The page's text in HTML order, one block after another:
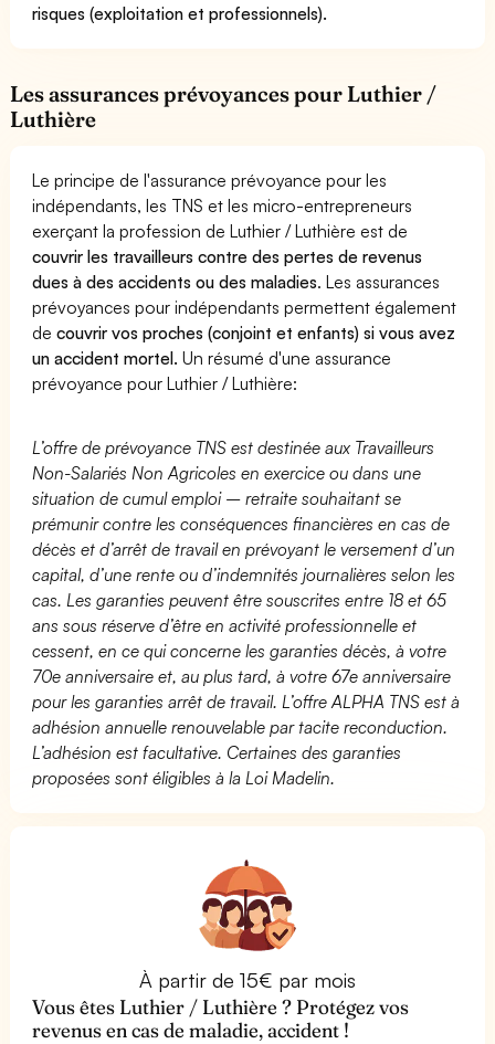
risques (exploitation et professionnels).
Les assurances prévoyances pour Luthier /
Luthière
Le principe de l'assurance prévoyance pour les
indépendants, les TNS et les micro-entrepreneurs
exerçant la profession de Luthier / Luthière est de
couvrir les travailleurs contre des pertes de revenus
dues à des accidents ou des maladies. Les assurances
prévoyances pour indépendants permettent également
decouvrir vos proches (conjoint et enfants) si vous avez
un accident mortel. Un résumé d'une assurance
prévoyance pour Luthier / Luthière:
L’offre de prévoyance TNS est destinée aux Travailleurs
Non-Salariés Non Agricoles en exercice ou dans une
situation de cumul emploi – retraite souhaitant se
prémunir contre les conséquences financières en cas de
décès et d’arrêt de travail en prévoyant le versement d’un
capital, d’une rente ou d’indemnités journalières selon les
cas. Les garanties peuvent être souscrites entre 18 et 65
ans sous réserve d’être en activité professionnelle et
cessent, en ce qui concerne les garanties décès, à votre
70e anniversaire et, au plus tard, à votre 67e anniversaire
pour les garanties arrêt de travail. L’offre ALPHA TNS est à
adhésion annuelle renouvelable par tacite reconduction.
L’adhésion est facultative. Certaines des garanties
proposées sont éligibles à la Loi Madelin.
À partir de 15€ par mois
Vous êtes Luthier / Luthière ? Protégez vos
revenus en cas de maladie, accident !